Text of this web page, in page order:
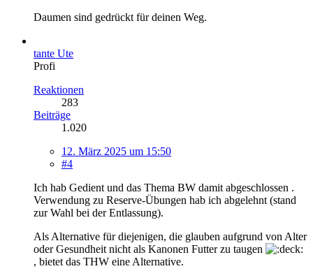
Daumen sind gedrückt für deinen Weg.
tante Ute
Profi
Reaktionen
283
Beiträge
1.020
12. März 2025 um 15:50
#4
Ich hab Gedient und das Thema BW damit abgeschlossen .
Verwendung zu Reserve-Übungen hab ich abgelehnt (stand
zur Wahl bei der Entlassung).
Als Alternative für diejenigen, die glauben aufgrund von Alter
oder Gesundheit nicht als Kanonen Futter zu taugen
, bietet das THW eine Alternative.